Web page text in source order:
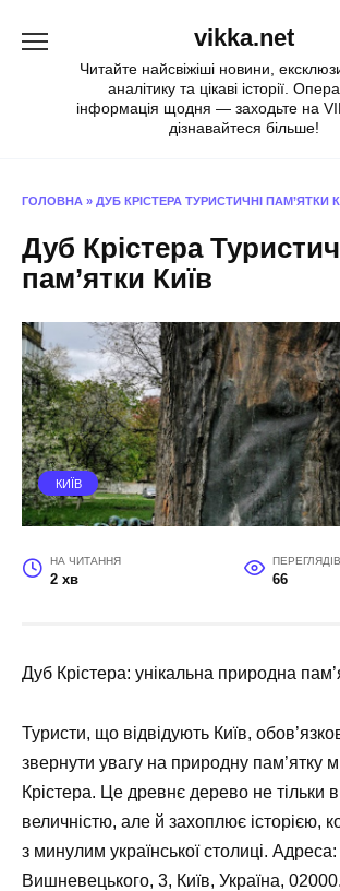
vikka.net
Читайте найсвіжіші новини,
аналітику та цікаві історії.
інформація щодня — заходьте на
дізнавайтеся більше!
ГОЛОВНА » ДУБ КРІСТЕРА ТУРИСТИЧНІ ПАМ’ЯТКИ
Дуб Крістера
пам’ятки Київ
КИЇВ
НА ЧИТАННЯ
2 хв
ПЕРЕГЛЯДІВ
66
Дуб Крістера: унікальна природна
Туристи, що відвідують Київ,
звернути увагу на природну пам’ятку
Крістера. Це древнє дерево не тільки
величністю, але й захоплює історією,
з минулим української столиці.
Вишневецького, 3, Київ, Україна, 02000.